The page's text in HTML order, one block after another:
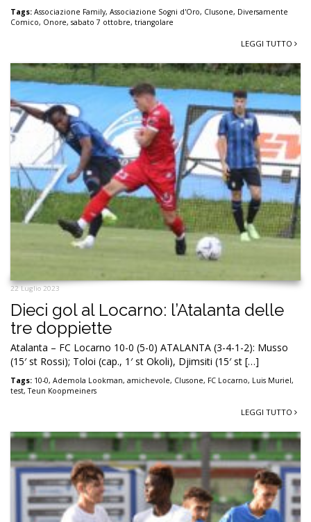
Tags: Associazione Family, Associazione Sogni d'Oro, Clusone, Diversamente
Comico, Onore, sabato 7 ottobre, triangolare
LEGGI TUTTO
22 Luglio 2023
Dieci gol al Locarno: l’Atalanta delle
tre doppiette
Atalanta – FC Locarno 10-0 (5-0) ATALANTA (3-4-1-2): Musso
(15′ st Rossi); Toloi (cap., 1′ st Okoli), Djimsiti (15′ st […]
Tags: 10-0, Ademola Lookman, amichevole, Clusone, FC Locarno, Luis Muriel,
test,Teun Koopmeiners
LEGGI TUTTO